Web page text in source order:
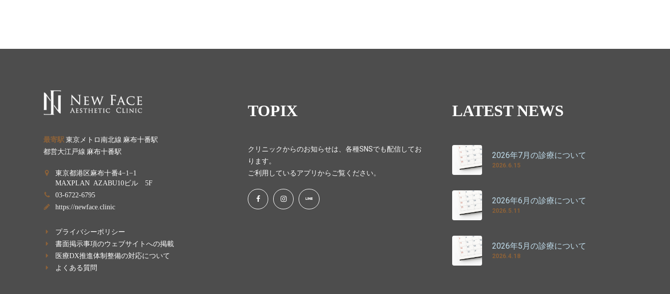
最寄駅 東京メトロ南北線 麻布十番駅
都営大江戸線 麻布十番駅
東京都港区麻布十番4−1−1
MAXPLAN AZABU10ビル 5F
03-6722-6795
https://newface.clinic
プライバシーポリシー
書面掲示事項のウェブサイトへの掲載
医療DX推進体制整備の対応について
よくある質問
TOPIX
クリニックからのお知らせは、各種SNSでも配信してお
ります。
ご利用しているアプリからご覧ください。
LATEST NEWS
2026年7月の診療について
2026.6.15
2026年6月の診療について
2026.5.11
2026年5月の診療について
2026.4.18